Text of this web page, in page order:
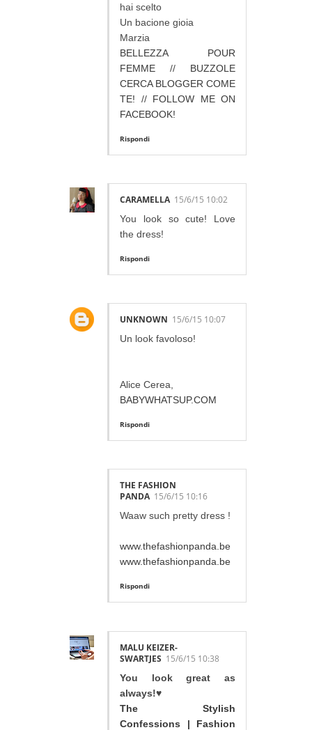
hai scelto
Un bacione gioia
Marzia
BELLEZZA POUR
FEMME // BUZZOLE
CERCA BLOGGER COME
TE! // FOLLOW ME ON
FACEBOOK!
Rispondi
CARAMELLA 15/6/15 10:02
You look so cute! Love
the dress!
Rispondi
UNKNOWN 15/6/15 10:07
Un look favoloso!
Alice Cerea,
BABYWHATSUP.COM
Rispondi
THE FASHION
PANDA 15/6/15 10:16
Waaw such pretty dress !
www.thefashionpanda.be
www.thefashionpanda.be
Rispondi
MALU KEIZER-
SWARTJES 15/6/15 10:38
You look great as
always!♥
The Stylish
Confessions | Fashion